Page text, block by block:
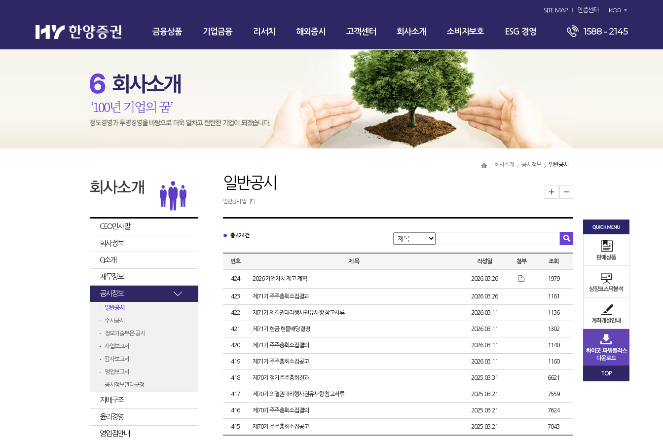
SITE MAP 인증센터 KOR
금융상품 기업금융 리서치 해외증시 고객센터 회사소개 소비자보호 ESG 경영 1588 - 2145
회사소개 공시정보 일반공시
CEO인사말
회사정보
CI소개
재무정보
공시정보
일반공시
수시공시
정보기술부문 공시
사업보고서
감사보고서
영업보고서
공시정보관리규정
지배구조
윤리경영
영업점안내
일반공시
일반공시 입니다.
총 424건
번호 제 목 작성일 첨부 조회
424 2026 기업가치 제고 계획 2026.03.26 1979
423 제71기 주주총회소집결과 2026.03.26 1161
422 제71기 의결권대리행사권유사항 참고서류 2026.03.11 1136
421 제71기 현금·현물배당결정 2026.03.11 1302
420 제71기 주주총회소집결의 2026.03.11 1140
419 제71기 주주총회소집공고 2026.03.11 1160
418 제70기 정기주주총회결과 2025.03.31 6621
417 제70기 의결권대리행사권유사항 참고서류 2025.03.21 7559
416 제70기 주주총회소집결의 2025.03.21 7624
415 제70기 주주총회소집공고 2025.03.21 7043
TOP